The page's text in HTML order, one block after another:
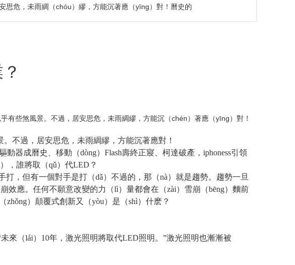
思危，未雨綢（chóu）繆，方能沉著應（yīng）對！曆史的
些煞風景。不過，居安思危，未雨綢繆，方能沉（chén）著應（yīng）對！
不過，居安思危，未雨綢繆，方能沉著應對！
器成曆史、移動（dòng）Flash壽終正寢、柯達破產，iphoness引領
，誰將取（qǔ）代LED？
，但有一個對手是打（dǎ）不過的，那（nà）就是趨勢。趨勢一旦
效應。任何不願意改變的力（lì）量都會在（zài）雪崩（bēng）麵前
）顛覆式創新又（yòu）是（shì）什麽？
來（lái）10年，激光照明將取代LED照明。”激光照明也漸漸被